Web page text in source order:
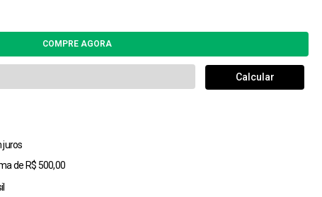
juros
de R$ 500,00